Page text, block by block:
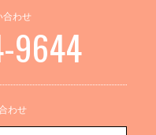
合わせ
9644
わせ